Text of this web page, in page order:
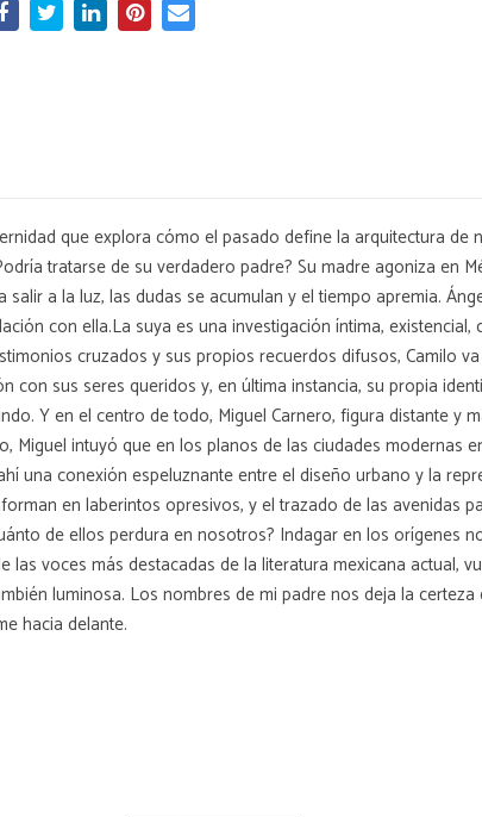
que explora cómo el pasado define la arquitectura de
tratarse de su verdadero padre? Su madre agoniza en
a la luz, las dudas se acumulan y el tiempo apremia.
con ella.La suya es una investigación íntima,
cruzados y sus propios recuerdos difusos, Camilo
con sus seres queridos y, en última instancia, su propia
Y en el centro de todo, Miguel Carnero, figura distante y
Miguel intuyó que en los planos de las ciudades modernas
una conexión espeluznante entre el diseño urbano y la
en laberintos opresivos, y el trazado de las avenidas
de ellos perdura en nosotros? Indagar en los orígenes
las voces más destacadas de la literatura mexicana
luminosa. Los nombres de mi padre nos deja la
hacia delante.